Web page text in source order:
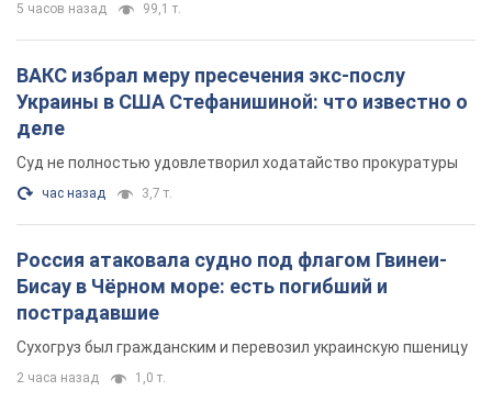
5 часов назад 99,1 т.
ВАКС избрал меру пресечения экс-послу
Украины в США Стефанишиной: что известно о
деле
Суд не полностью удовлетворил ходатайство прокуратуры
час назад 3,7 т.
Россия атаковала судно под флагом Гвинеи-
Бисау в Чёрном море: есть погибший и
пострадавшие
Сухогруз был гражданским и перевозил украинскую пшеницу
2 часа назад 1,0 т.